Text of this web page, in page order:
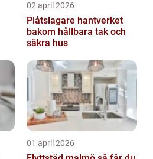
02 april 2026
Plåtslagare hantverket
bakom hållbara tak och
säkra hus
01 april 2026